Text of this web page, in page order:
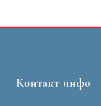
Контакт инфо